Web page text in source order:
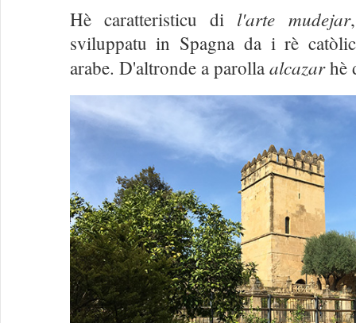
Hè caratteristicu di l'arte mudejar
sviluppatu in Spagna da i rè
arabe. D'altronde a parollaalcazarhè